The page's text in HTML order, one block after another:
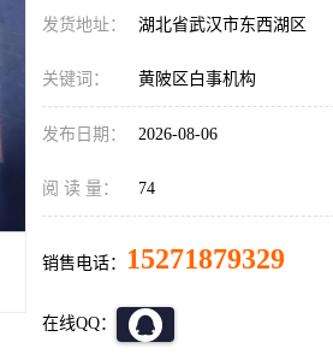
发货地址： 湖北省武汉市东西湖区
关键词： 黄陂区白事机构
发布日期： 2026-08-06
阅 读 量： 74
销售电话： 15271879329
在线QQ：